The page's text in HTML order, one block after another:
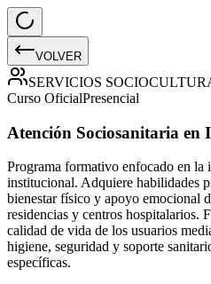
VOLVER
SERVICIOS
Curso OficialPresencial
Atención Sociosanitaria en
Programa formativo enfocado en la
institucional. Adquiere habilidades
bienestar físico y apoyo emocional
residencias y centros hospitalarios.
calidad de vida de los usuarios
higiene, seguridad y soporte
específicas.